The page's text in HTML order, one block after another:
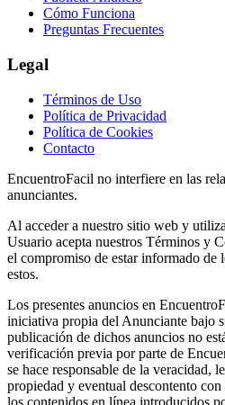
Cómo Funciona
Preguntas Frecuentes
Legal
Términos de Uso
Política de Privacidad
Política de Cookies
Contacto
EncuentroFacil no interfiere en las
anunciantes.
Al acceder a nuestro sitio web y
Usuario acepta nuestros Términos y
el compromiso de estar informado de
estos.
Los presentes anuncios en
iniciativa propia del Anunciante bajo
publicación de dichos anuncios no
verificación previa por parte de
se hace responsable de la veracidad,
propiedad y eventual descontento
los contenidos en línea introducidos